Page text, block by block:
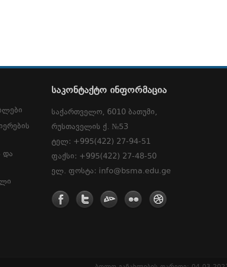
და
საკონტაქტო ინფორმაცია
საქართველო, 6010 ბათუმი,
რუსთაველის ქ. №53
ტელ: +995(422) 27-94-51
ფაქსი: +995(422) 27-48-50
ელ. ფოსტა: info@bsma.edu.ge